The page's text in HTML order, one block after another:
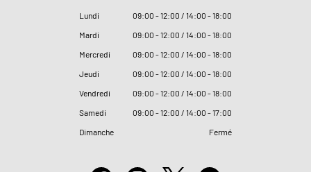
Lundi 09:00 - 12:00 / 14:00 - 18:00
Mardi
09:00 - 12:00 / 14:00 - 18:00
Mercredi
09:00 - 12:00 / 14:00 - 18:00
Jeudi
09:00 - 12:00 / 14:00 - 18:00
Vendredi
09:00 - 12:00 / 14:00 - 18:00
Samedi
09:00 - 12:00 / 14:00 - 17:00
Dimanche
Fermé